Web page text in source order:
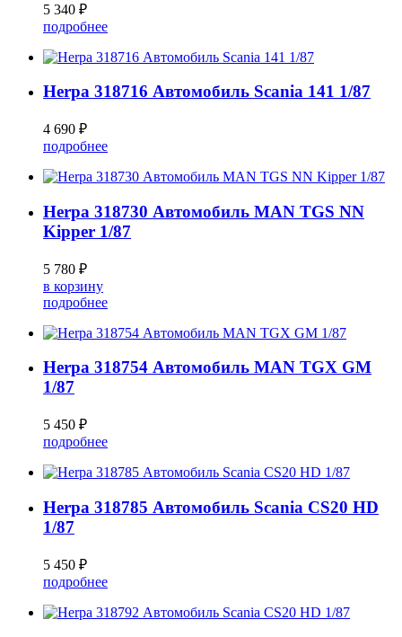
5 340 ₽
подробнее
Herpa 318716 Автомобиль Scania 141 1/87
4 690 ₽
подробнее
Herpa 318730 Автомобиль MAN TGS NN
Kipper 1/87
5 780 ₽
в корзину
подробнее
Herpa 318754 Автомобиль MAN TGX GM
1/87
5 450 ₽
подробнее
Herpa 318785 Автомобиль Scania CS20 HD
1/87
5 450 ₽
подробнее